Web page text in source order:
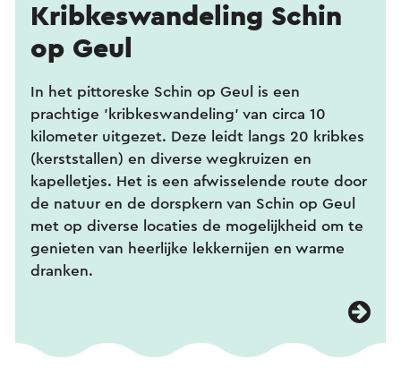
Kribkes­wandeling Schin
op Geul
In het pittoreske Schin op Geul is een
prachtige 'kribkeswandeling' van circa 10
kilometer uitgezet. Deze leidt langs 20 kribkes
(kerststallen) en diverse wegkruizen en
kapelletjes. Het is een afwisselende route door
de natuur en de dorspkern van Schin op Geul
met op diverse locaties de mogelijkheid om te
genieten van heerlijke lekkernijen en warme
dranken.